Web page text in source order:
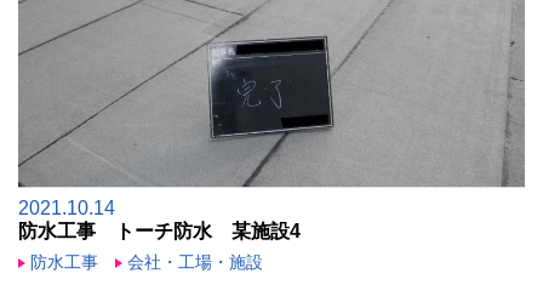
2021.10.14
防水工事 トーチ防水 某施設4
防水工事 会社・工場・施設